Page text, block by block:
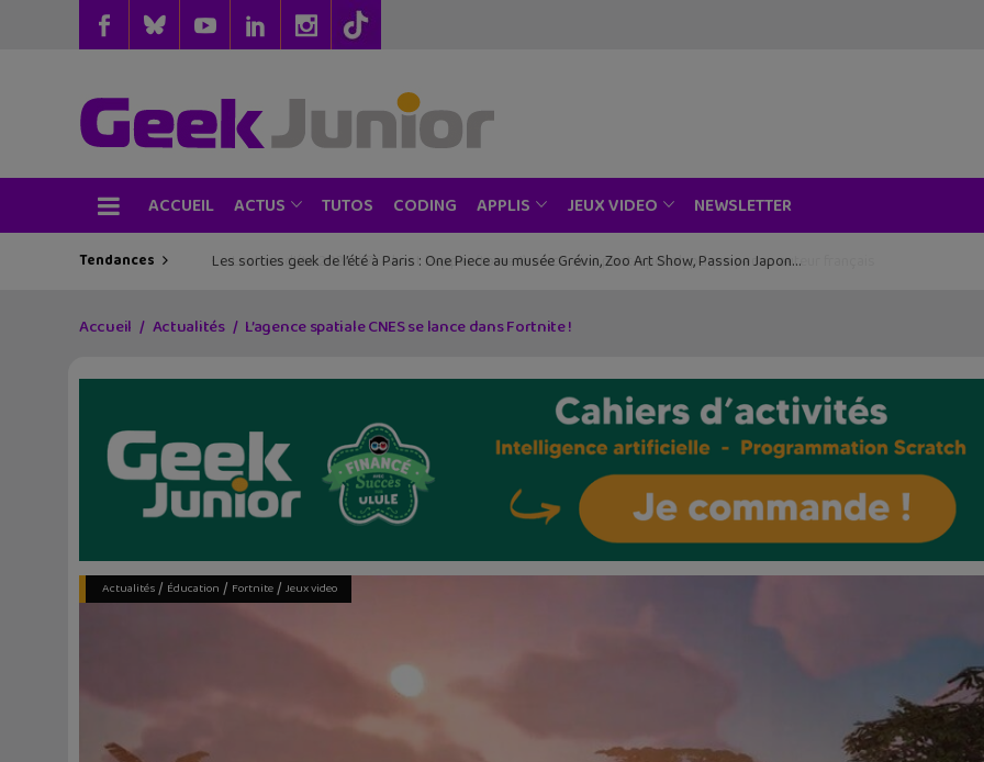
ACCUEIL ACTUS TUTOS CODING APPLIS JEUX VIDEO NEWSLETTER
Tendances Les sorties geek de l’été à Paris : One Piece au musée Grévin, Zoo Art Show, Passion Japon…
Accueil Actualités L’agence spatiale CNES se lance dans Fortnite !
Actualités/ Éducation / Fortnite/ Jeux video